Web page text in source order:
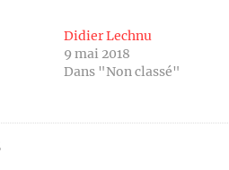
Didier Lechnu
9 mai 2018
Dans "Non classé"